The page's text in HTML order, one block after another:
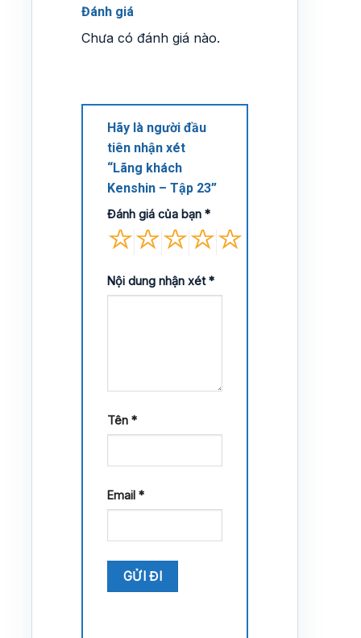
Đánh giá
Chưa có đánh giá nào.
Hãy là người đầu
tiên nhận xét
“Lãng khách
Kenshin – Tập 23”
Đánh giá của bạn *
Nội dung nhận xét*
Tên *
Email *